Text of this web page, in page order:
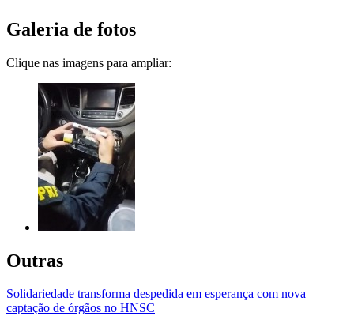
Galeria de fotos
Clique nas imagens para ampliar:
Outras
Solidariedade transforma despedida em esperança com nova
captação de órgãos no HNSC